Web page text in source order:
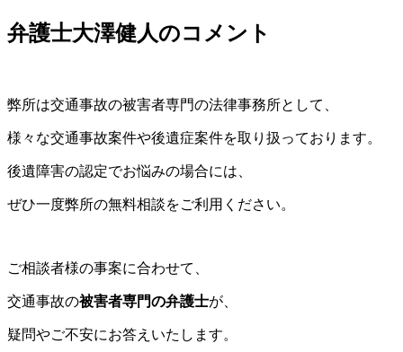
弁護士大澤健人のコメント
弊所は交通事故の被害者専門の法律事務所として、
様々な交通事故案件や後遺症案件を取り扱っております。
後遺障害の認定でお悩みの場合には、
ぜひ一度弊所の無料相談をご利用ください。
ご相談者様の事案に合わせて、
交通事故の被害者専門の弁護士が、
疑問やご不安にお答えいたします。